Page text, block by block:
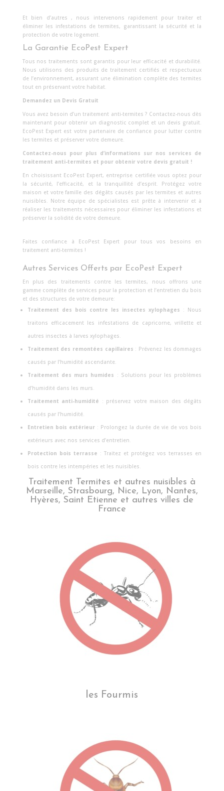
Et bien d’autres , nous intervenons rapidement pour traiter et
éliminer les infestations de termites, garantissant la sécurité et la
protection de votre logement.
La Garantie EcoPest Expert
Tous nos traitements sont garantis pour leur efficacité et durabilité.
Nous utilisons des produits de traitement certifiés et respectueux
de l’environnement, assurant une élimination complète des termites
tout en préservant votre habitat.
Demandez un Devis Gratuit
Vous avez besoin d’un traitement anti-termites ? Contactez-nous dès
maintenant pour obtenir un diagnostic complet et un devis gratuit.
EcoPest Expert est votre partenaire de confiance pour lutter contre
les termites et préserver votre demeure.
Contactez-nous pour plus d’informations sur nos services de
traitement anti-termites et pour obtenir votre devis gratuit !
En choisissant EcoPest Expert, entreprise certifiée vous optez pour
la sécurité, l’efficacité, et la tranquillité d’esprit. Protégez votre
maison et votre famille des dégâts causés par les termites et autres
nuisibles. Notre équipe de spécialistes est prête à intervenir et à
réaliser les traitements nécessaires pour éliminer les infestations et
préserver la solidité de votre demeure.
Faites confiance à EcoPest Expert pour tous vos besoins en
traitement anti-termites !
Autres Services Offerts par EcoPest Expert
En plus des traitements contre les termites, nous offrons une
gamme complète de services pour la protection et l’entretien du bois
et des structures de votre demeure:
Traitement des bois contre les insectes xylophages : Nous
traitons efficacement les infestations de capricorne, vrillette et
autres insectes à larves xylophages.
Traitement des remontées capillaires : Prévenez les dommages
causés par l’humidité ascendante.
Traitement des murs humides : Solutions pour les problèmes
d’humidité dans les murs.
Traitement anti-humidité : préservez votre maison des dégâts
causés par l’humidité.
Entretien bois extérieur: Prolongez la durée de vie de vos bois
extérieurs avec nos services d’entretien.
Protection bois terrasse : Traitez et protégez vos terrasses en
bois contre les intempéries et les nuisibles.
Traitement Termites et autres nuisibles à
Marseille, Strasbourg, Nice, Lyon, Nantes,
Hyères, Saint Etienne et autres villes de
France
les Fourmis